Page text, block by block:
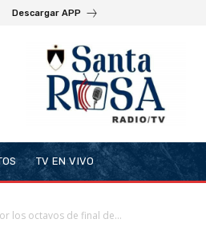
Descargar APP
TV EN VIVO
los octavos de final de...